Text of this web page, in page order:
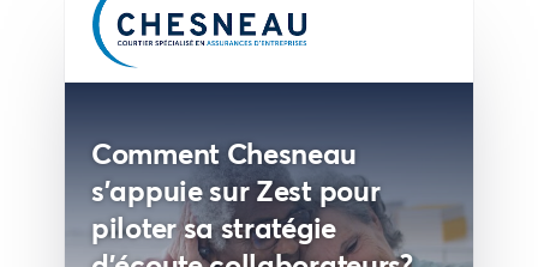
Comment Chesneau
s’appuie sur Zest pour
piloter sa stratégie